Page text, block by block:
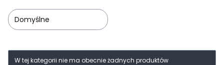
Domyślne
Lista produktów
W tej kategorii nie ma obecnie żadnych produktów